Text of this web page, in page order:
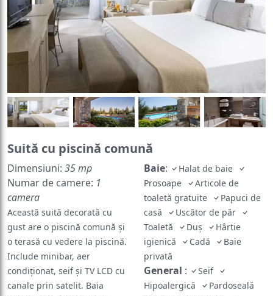
Suită cu piscină comună
Dimensiuni: 35 mp
Numar de camere: 1
camera
Această suită decorată cu
gust are o piscină comună şi
o terasă cu vedere la piscină.
Include minibar, aer
condiţionat, seif şi TV LCD cu
canale prin satelit. Baia
Baie:
Halat de baie
Prosoape
Articole de
toaletă gratuite
Papuci de
casă
Uscător de păr
Toaletă
Duș
Hârtie
igienică
Cadă
Baie
privată
General :
Seif
Hipoalergică
Pardoseală